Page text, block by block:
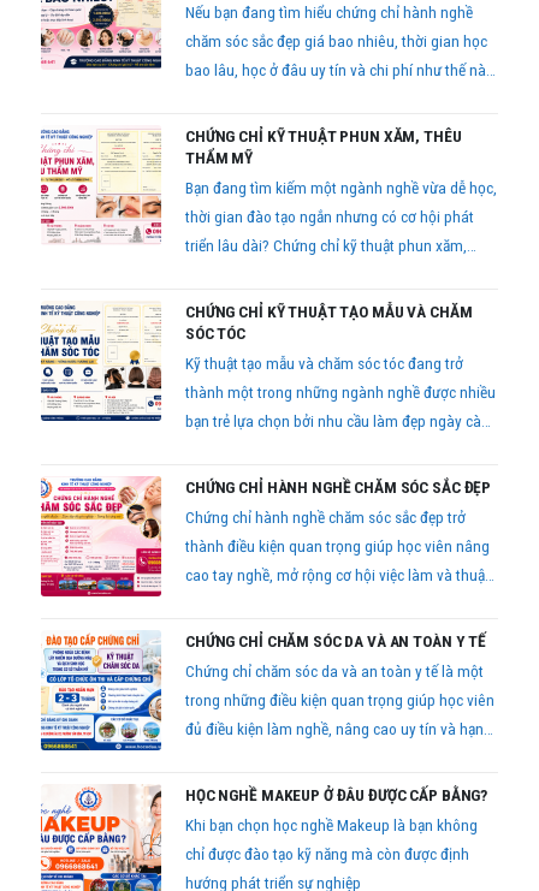
Nếu bạn đang tìm hiểu chứng chỉ hành nghề
chăm sóc sắc đẹp giá bao nhiêu, thời gian học
bao lâu, học ở đâu uy tín và chi phí như thế nào
đủ trước khi đăng ký học.
CHỨNG CHỈ KỸ THUẬT PHUN XĂM, THÊU
THẨM MỸ
Bạn đang tìm kiếm một ngành nghề vừa dễ học,
thời gian đào tạo ngắn nhưng có cơ hội phát
triển lâu dài? Chứng chỉ kỹ thuật phun xăm,
bạn trẻ quan tâm bởi nhu cầu làm đẹp ngày
càng tăng cao
CHỨNG CHỈ KỸ THUẬT TẠO MẪU VÀ CHĂM
SÓC TÓC
Kỹ thuật tạo mẫu và chăm sóc tóc đang trở
thành một trong những ngành nghề được nhiều
bạn trẻ lựa chọn bởi nhu cầu làm đẹp ngày càng
CHỨNG CHỈ HÀNH NGHỀ CHĂM SÓC SẮC ĐẸP
Chứng chỉ hành nghề chăm sóc sắc đẹp trở
thành điều kiện quan trọng giúp học viên nâng
cao tay nghề, mở rộng cơ hội việc làm và thuận
CHỨNG CHỈ CHĂM SÓC DA VÀ AN TOÀN Y TẾ
Chứng chỉ chăm sóc da và an toàn y tế là một
trong những điều kiện quan trọng giúp học viên
đủ điều kiện làm nghề, nâng cao uy tín và hạn
dịch vụ thẩm mỹ.
HỌC NGHỀ MAKEUP Ở ĐÂU ĐƯỢC CẤP BẰNG?
Khi bạn chọn học nghề Makeup là bạn không
chỉ được đào tạo kỹ năng mà còn được định
hướng phát triển sự nghiệp